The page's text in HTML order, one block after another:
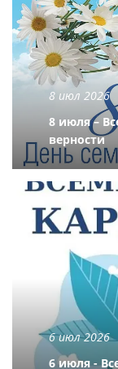
8 июл 2026
8 июля –
верности
6 июл 2026
6 июля -